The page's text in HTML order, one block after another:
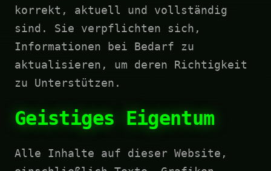
korrekt, aktuell und vollständig
sind. Sie verpflichten sich,
Informationen bei Bedarf zu
aktualisieren, um deren Richtigkeit
zu Unterstützen.
Geistiges Eigentum
Alle Inhalte auf dieser Website,